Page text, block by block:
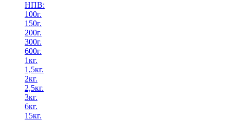
НПВ:
100г.
150г.
200г.
300г.
600г.
1кг.
1,5кг.
2кг.
2,5кг.
3кг.
6кг.
15кг.